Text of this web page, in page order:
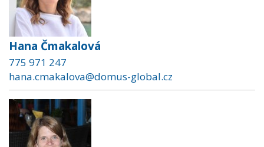
Hana Čmakalová
775 971 247
hana.cmakalova@domus-global.cz